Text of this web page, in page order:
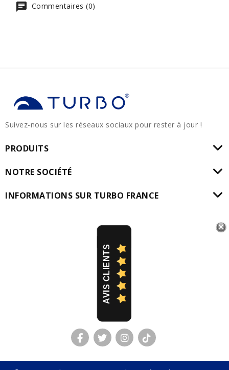
Commentaires (0)
Suivez-nous sur les réseaux sociaux pour rester à jour !
PRODUITS
NOTRE SOCIÉTÉ
INFORMATIONS SUR TURBO FRANCE
AVIS CLIENTS